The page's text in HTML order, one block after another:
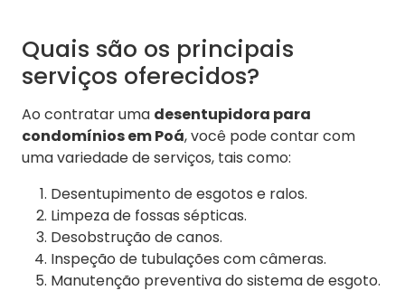
Quais são os principais
serviços oferecidos?
Ao contratar uma desentupidora para
condomínios em Poá, você pode contar com
uma variedade de serviços, tais como:
Desentupimento de esgotos e ralos.
Limpeza de fossas sépticas.
Desobstrução de canos.
Inspeção de tubulações com câmeras.
Manutenção preventiva do sistema de esgoto.